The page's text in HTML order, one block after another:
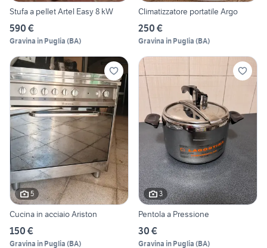
Stufa a pellet Artel Easy 8 kW
590 €
Gravina in Puglia (BA)
Climatizzatore portatile Argo
250 €
Gravina in Puglia (BA)
5
Cucina in acciaio Ariston
150 €
Gravina in Puglia (BA)
3
Pentola a Pressione
30 €
Gravina in Puglia (BA)